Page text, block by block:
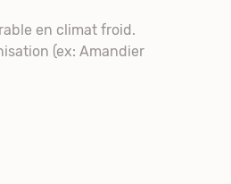
en climat froid.
(ex: Amandier